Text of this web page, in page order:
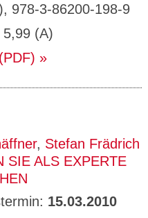
978-3-86200-198-9
5,99 (A)
, Stefan Frädrich
SIE ALS EXPERTE
15.03.2010